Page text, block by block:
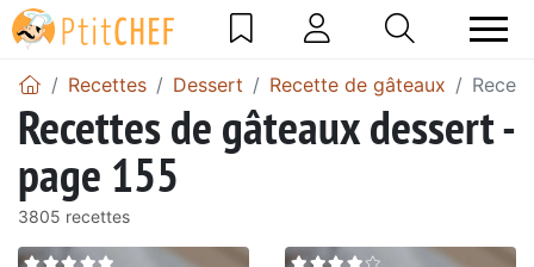
Recettes Dessert Recette de gâteaux
Recettes de gâteaux dessert -
page 155
3805 recettes